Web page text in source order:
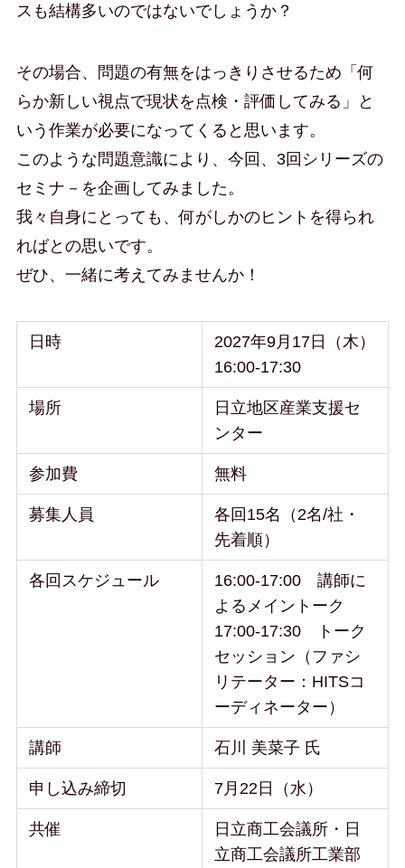
スも結構多いのではないでしょうか？
その場合、問題の有無をはっきりさせるため「何
らか新しい視点で現状を点検・評価してみる」と
いう作業が必要になってくると思います。
このような問題意識により、今回、3回シリーズの
セミナ－を企画してみました。
我々自身にとっても、何がしかのヒントを得られ
ればとの思いです。
ぜひ、一緒に考えてみませんか！
日時
2027年9月17日（木）
16:00-17:30
場所
日立地区産業支援セ
ンター
参加費 無料
募集人員
各回15名（2名/社・
先着順）
各回スケジュール
16:00-17:00 講師に
よるメイントーク
17:00-17:30 トーク
セッション（ファシ
リテーター：HITSコ
ーディネーター）
講師 石川 美菜子 氏
申し込み締切 7月22日（水）
共催
日立商工会議所・日
立商工会議所工業部